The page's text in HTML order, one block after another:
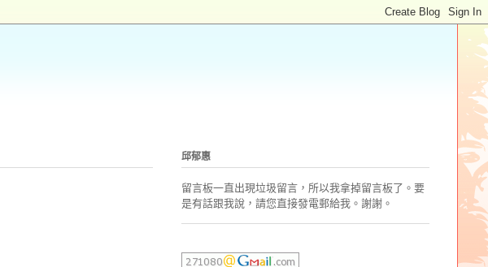
邱郁惠
留言板一直出現垃圾留言，所以我拿掉留言板了。要
是有話跟我說，請您直接發電郵給我。謝謝。